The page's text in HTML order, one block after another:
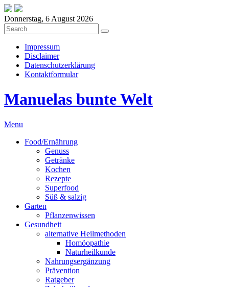
Donnerstag, 6 August 2026
Impressum
Disclaimer
Datenschutzerklärung
Kontaktformular
Manuelas bunte Welt
Menu
Food/Ernährung
Genuss
Getränke
Kochen
Rezepte
Superfood
Süß & salzig
Garten
Pflanzenwissen
Gesundheit
alternative Heilmethoden
Homöopathie
Naturheilkunde
Nahrungsergänzung
Prävention
Ratgeber